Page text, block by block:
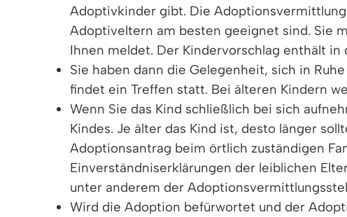
Adoptivkinder gibt. Die
Adoptiveltern am besten geeignet sind. Sie
Ihnen meldet. Der Kindervorschlag enthält
Sie haben dann die Gelegenheit, sich in
findet ein Treffen statt. Bei älteren Kindern
Wenn Sie das Kind schließlich bei sich
Kindes. Je älter das Kind ist, desto länger
Adoptionsantrag beim örtlich zuständigen
Einverständniserklärungen der leiblichen
unter anderem der
Wird die Adoption befürwortet und der